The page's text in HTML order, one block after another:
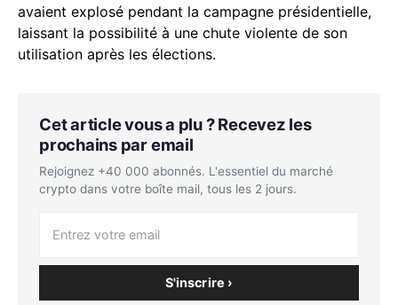
avaient explosé pendant la campagne présidentielle,
laissant la possibilité à une chute violente de son
utilisation après les élections.
Cet article vous a plu ? Recevez les
prochains par email
Rejoignez +40 000 abonnés. L'essentiel du marché
crypto dans votre boîte mail, tous les 2 jours.
S'inscrire ›